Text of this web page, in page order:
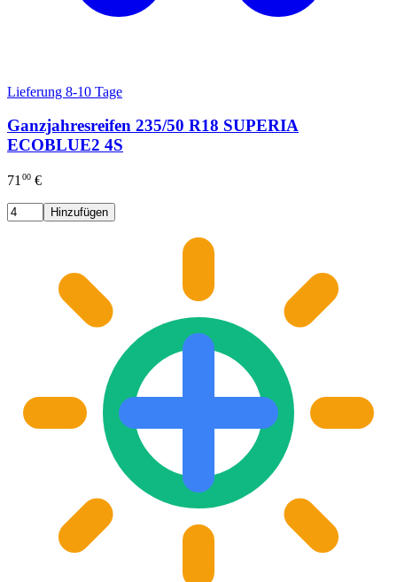
Lieferung 8-10 Tage
Ganzjahresreifen 235/50 R18 SUPERIA
ECOBLUE2 4S
7100 €
Hinzufügen